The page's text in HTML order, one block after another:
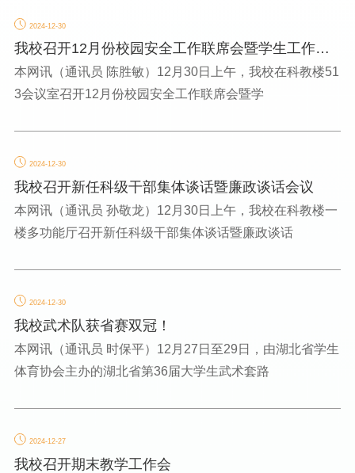
2024-12-30
我校召开12月份校园安全工作联席会暨学生工作例
会
本网讯（通讯员 陈胜敏）12月30日上午，我校在科教楼51
3会议室召开12月份校园安全工作联席会暨学
2024-12-30
我校召开新任科级干部集体谈话暨廉政谈话会议
本网讯（通讯员 孙敬龙）12月30日上午，我校在科教楼一
楼多功能厅召开新任科级干部集体谈话暨廉政谈话
2024-12-30
我校武术队获省赛双冠！
本网讯（通讯员 时保平）12月27日至29日，由湖北省学生
体育协会主办的湖北省第36届大学生武术套路
2024-12-27
我校召开期末教学工作会